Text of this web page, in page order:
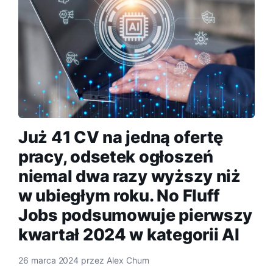
Już 41 CV na jedną ofertę
pracy, odsetek ogłoszeń
niemal dwa razy wyższy niż
w ubiegłym roku. No Fluff
Jobs podsumowuje pierwszy
kwartał 2024 w kategorii AI
26 marca 2024 przez Alex Chum